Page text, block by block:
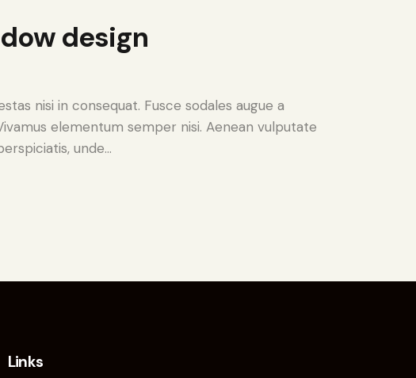
design
nisi in consequat. Fusce sodales augue a
elementum semper nisi. Aenean vulputate
unde…
Links